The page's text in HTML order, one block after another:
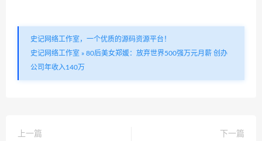
史记网络工作室，一个优质的源码资源平台！
史记网络工作室 » 80后美女郑媛：放弃世界500强万元月薪 创办
公司年收入140万
上一篇
下一篇